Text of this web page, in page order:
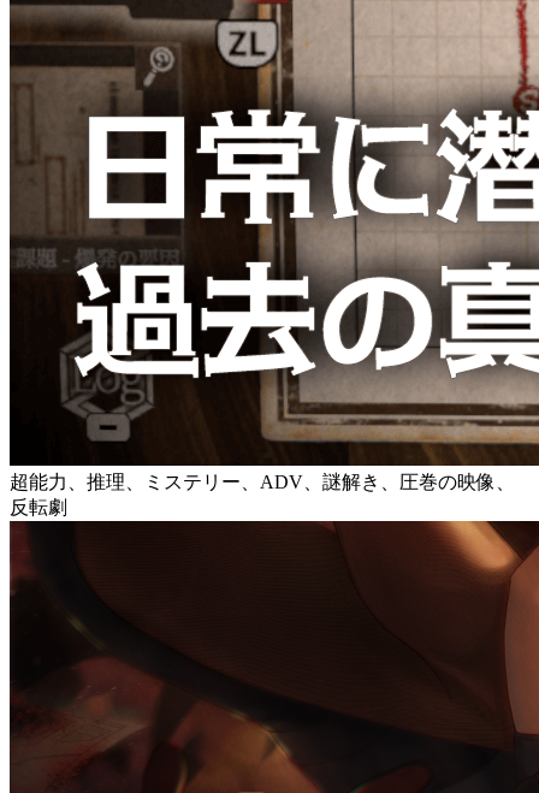
超能力、推理、ミステリー、ADV、謎解き、圧巻の映像、
反転劇